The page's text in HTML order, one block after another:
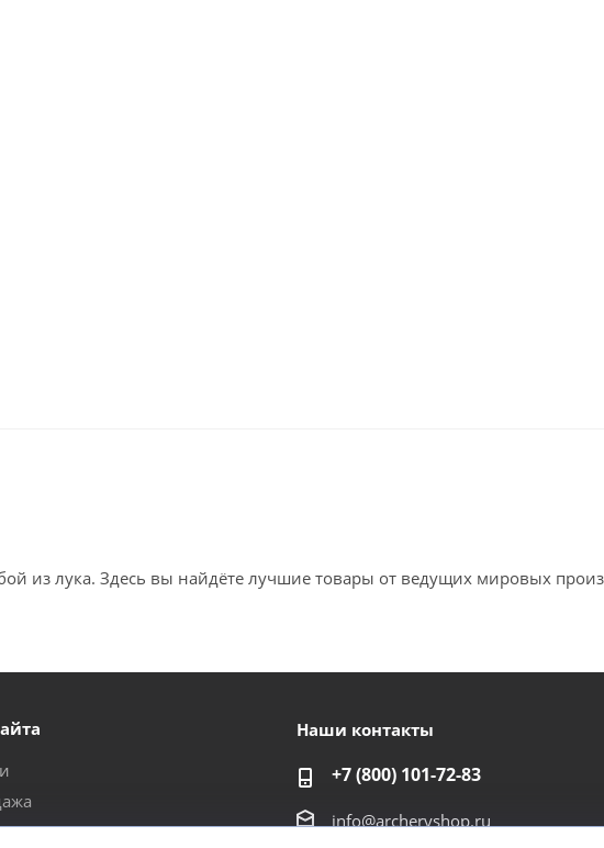
из лука. Здесь вы найдёте лучшие товары от ведущих мировых
Наши контакты
+7 (800) 101-72-83
info@archeryshop.ru